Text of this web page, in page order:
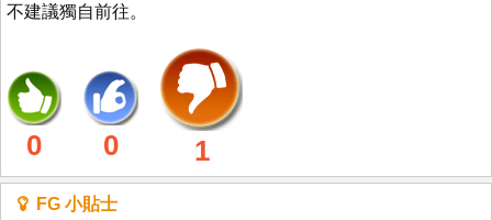
不建議獨自前往。
0 0 1
FG 小貼士